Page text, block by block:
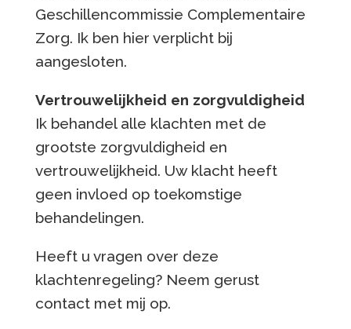
Geschillencommissie Complementaire
Zorg. Ik ben hier verplicht bij
aangesloten.
Vertrouwelijkheid en zorgvuldigheid
Ik behandel alle klachten met de
grootste zorgvuldigheid en
vertrouwelijkheid. Uw klacht heeft
geen invloed op toekomstige
behandelingen.
Heeft u vragen over deze
klachtenregeling? Neem gerust
contact met mij op.